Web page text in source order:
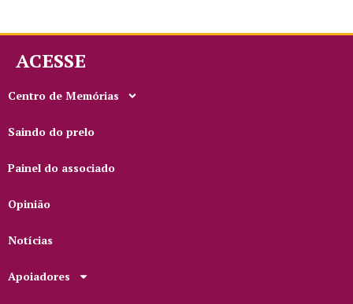
ACESSE
Centro de Memórias
Saindo do prelo
Painel do associado
Opinião
Notícias
Apoiadores